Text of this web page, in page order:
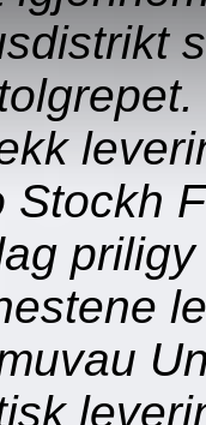
Stockh